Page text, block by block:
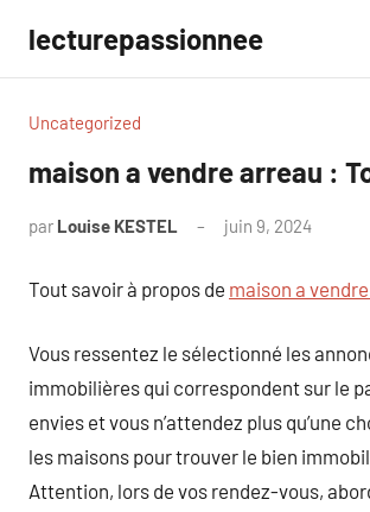
contenu
lecturepassionnee
Uncategorized
maison a vendre arreau :
par Louise KESTEL juin 9, 2024
Tout savoir à propos de maison a
Vous ressentez le sélectionné les
immobilières qui correspondent sur le
envies et vous n’attendez plus qu’une
les maisons pour trouver le bien
Attention, lors de vos rendez-vous,